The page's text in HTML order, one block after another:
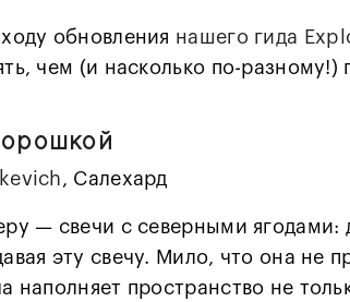
обновления нашего гида
чем (и насколько по-разному!)
, Салехард
— свечи с северными ягодами:
эту свечу. Мило, что она не
наполняет пространство не